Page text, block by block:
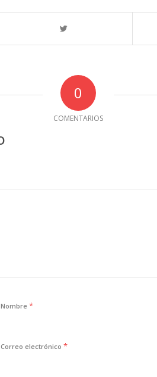
0
COMENTARIOS
Nombre *
Correo electrónico *